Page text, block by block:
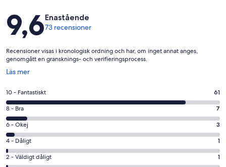
Recensioner
9,6Enastående
73 recensioner
Recensioner visas i kronologisk ordning och har, om inget annat anges,
genomgått en gransknings- och verifieringsprocess.
Läs mer
Öppnas
ett
nytt
fönster
10
-
Fantastiskt
i
betyg.
61
av
10 - Fantastiskt 61
8
-
Bra
i
betyg.
7
8 - Bra 7
6
-
Okej
i
6 - Okej 3
4
-
Dåligt
4 - Dåligt 1
2
2 - Väldigt dåligt 1